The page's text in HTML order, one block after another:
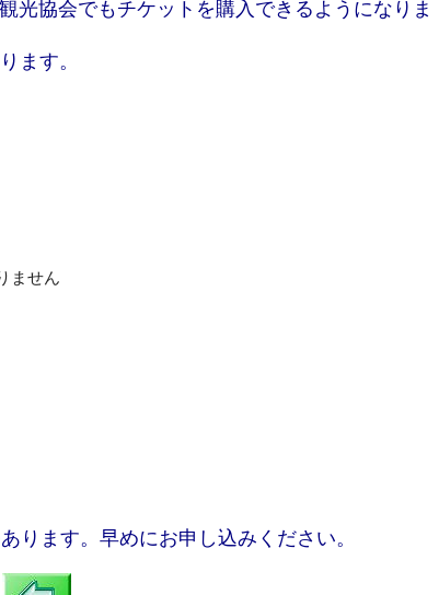
光協会でもチケットを購入できるようになりま
ます。
ります。早めにお申し込みください。